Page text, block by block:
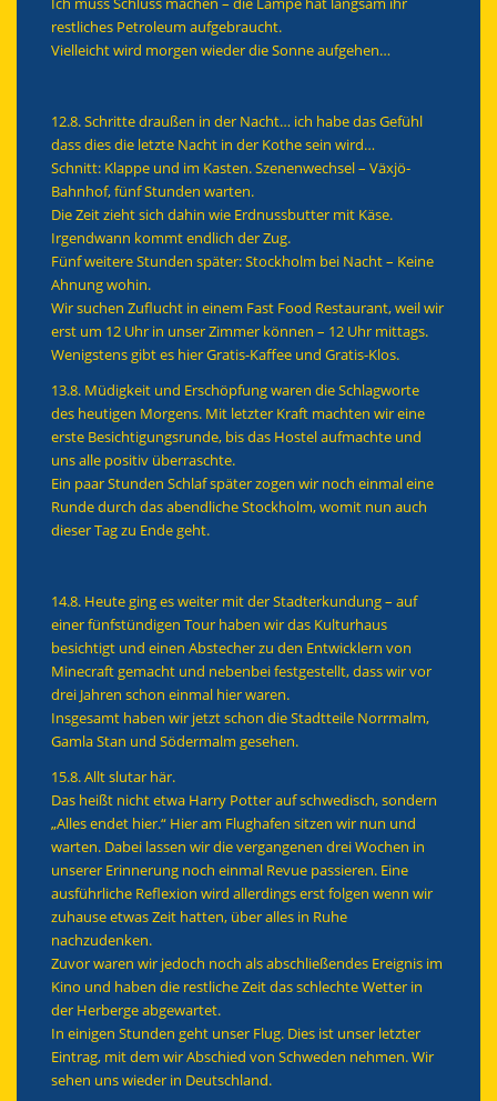
restliches Petroleum aufgebraucht.
Vielleicht wird morgen wieder die Sonne aufgehen…
12.8. Schritte draußen in der Nacht… ich habe das Gefühl
dass dies die letzte Nacht in der Kothe sein wird…
Schnitt: Klappe und im Kasten. Szenenwechsel – Växjö-
Bahnhof, fünf Stunden warten.
Die Zeit zieht sich dahin wie Erdnussbutter mit Käse.
Irgendwann kommt endlich der Zug.
Fünf weitere Stunden später: Stockholm bei Nacht – Keine
Ahnung wohin.
Wir suchen Zuflucht in einem Fast Food Restaurant, weil wir
erst um 12 Uhr in unser Zimmer können – 12 Uhr mittags.
Wenigstens gibt es hier Gratis-Kaffee und Gratis-Klos.
13.8. Müdigkeit und Erschöpfung waren die Schlagworte
des heutigen Morgens. Mit letzter Kraft machten wir eine
erste Besichtigungsrunde, bis das Hostel aufmachte und
uns alle positiv überraschte.
Ein paar Stunden Schlaf später zogen wir noch einmal eine
Runde durch das abendliche Stockholm, womit nun auch
dieser Tag zu Ende geht.
14.8. Heute ging es weiter mit der Stadterkundung – auf
einer fünfstündigen Tour haben wir das Kulturhaus
besichtigt und einen Abstecher zu den Entwicklern von
Minecraft gemacht und nebenbei festgestellt, dass wir vor
drei Jahren schon einmal hier waren.
Insgesamt haben wir jetzt schon die Stadtteile Norrmalm,
Gamla Stan und Södermalm gesehen.
15.8.Allt slutar här.
Das heißt nicht etwa Harry Potter auf schwedisch, sondern
„Alles endet hier.“ Hier am Flughafen sitzen wir nun und
warten. Dabei lassen wir die vergangenen drei Wochen in
unserer Erinnerung noch einmal Revue passieren. Eine
ausführliche Reflexion wird allerdings erst folgen wenn wir
zuhause etwas Zeit hatten, über alles in Ruhe
nachzudenken.
Zuvor waren wir jedoch noch als abschließendes Ereignis im
Kino und haben die restliche Zeit das schlechte Wetter in
der Herberge abgewartet.
In einigen Stunden geht unser Flug. Dies ist unser letzter
Eintrag, mit dem wir Abschied von Schweden nehmen. Wir
sehen uns wieder in Deutschland.